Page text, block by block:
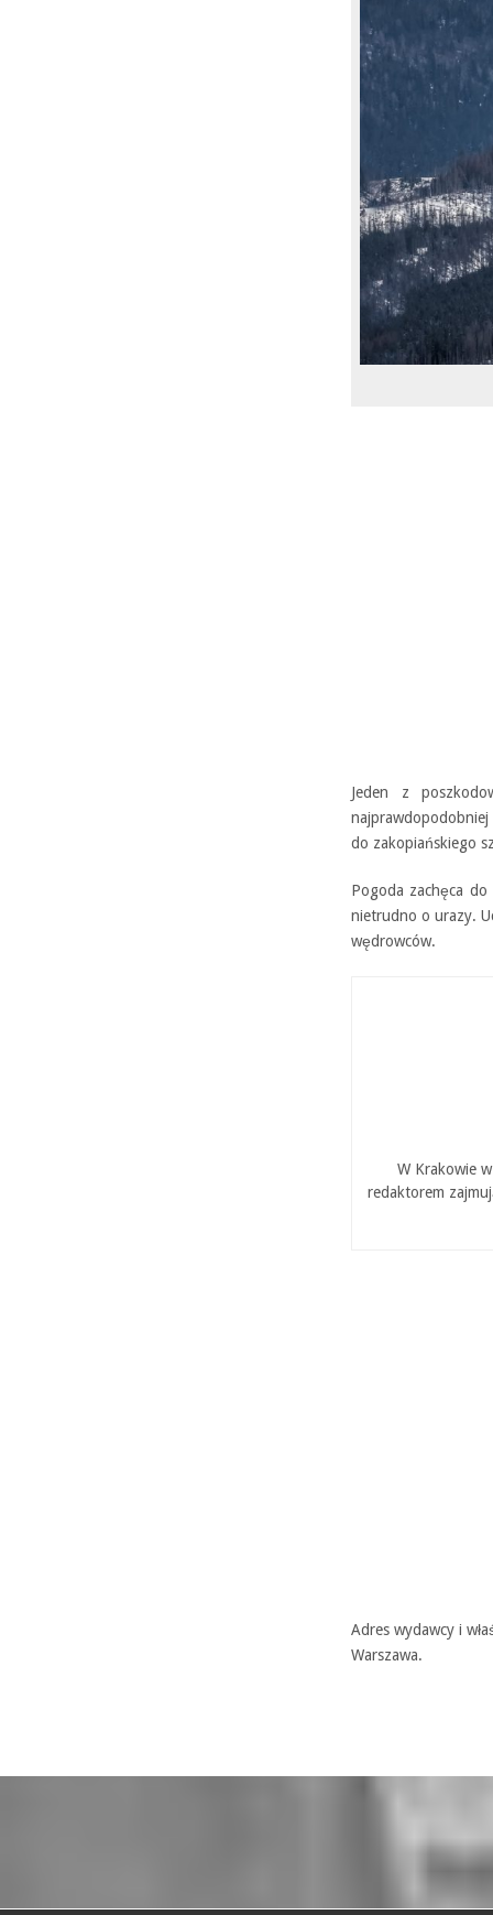
Jeden z
do zakopiańskiego
Pogoda zachęca
nietrudno o urazy.
wędrowców.
W Krakowie
redaktorem
Adres wydawcy i
Warszawa.